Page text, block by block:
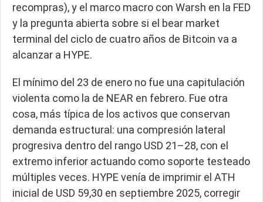
recompras), y el marco macro con Warsh en la FED
y la pregunta abierta sobre si el bear market
terminal del ciclo de cuatro años de Bitcoin va a
alcanzar a HYPE.
El mínimo del 23 de enero no fue una capitulación
violenta como la de NEAR en febrero. Fue otra
cosa, más típica de los activos que conservan
demanda estructural: una compresión lateral
progresiva dentro del rango USD 21–28, con el
extremo inferior actuando como soporte testeado
múltiples veces. HYPE venía de imprimir el ATH
inicial de USD 59,30 en septiembre 2025, corregir